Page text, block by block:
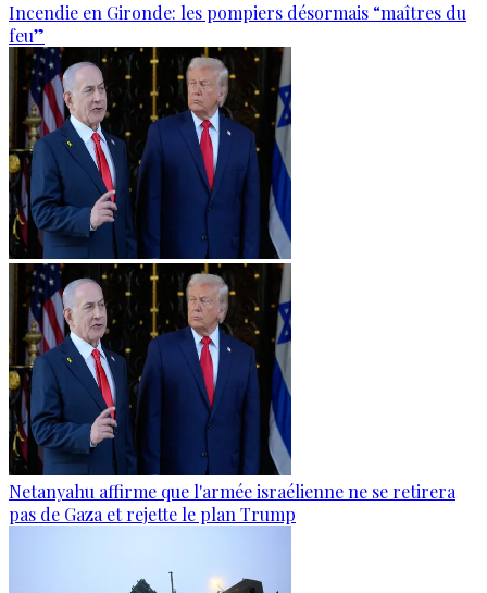
Incendie en Gironde: les pompiers désormais “maîtres du
feu”
Netanyahu affirme que l'armée israélienne ne se retirera
pas de Gaza et rejette le plan Trump